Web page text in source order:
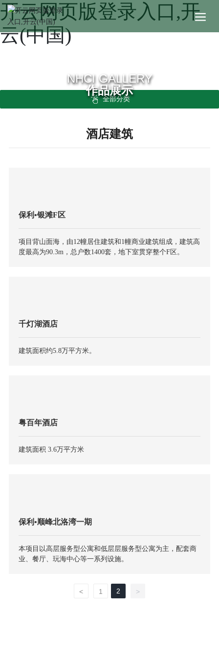
开云网页版登录入口,开
云(中国)
NHCI GALLERY
作品展示
全部分类
酒店建筑
保利•银滩F区
项目背山面海，由12幢居住建筑和1幢商业建筑组成，建筑高
度最高为90.3m，总户数1400套，地下室贯穿整个F区。
千灯湖酒店
建筑面积约5.8万平方米。
粤百年酒店
建筑面积 3.6万平方米
保利•顺峰北洛湾一期
本项目以高层服务型公寓和低层层服务型公寓为主，配套商
业、餐厅、玩海中心等一系列设施。
< 1 2 >